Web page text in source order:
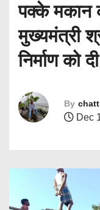
पक्के मकान
मुख्यमंत्री
निर्माण को
By
Dec